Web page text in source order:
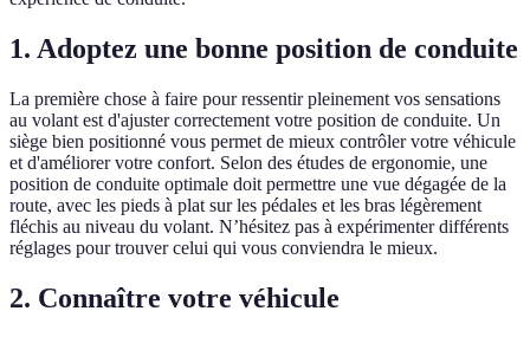
1. Adoptez une bonne position de conduite
La première chose à faire pour ressentir pleinement vos sensations
au volant est d'ajuster correctement votre position de conduite. Un
siège bien positionné vous permet de mieux contrôler votre véhicule
et d'améliorer votre confort. Selon des études de ergonomie, une
position de conduite optimale doit permettre une vue dégagée de la
route, avec les pieds à plat sur les pédales et les bras légèrement
fléchis au niveau du volant. N’hésitez pas à expérimenter différents
réglages pour trouver celui qui vous conviendra le mieux.
2. Connaître votre véhicule